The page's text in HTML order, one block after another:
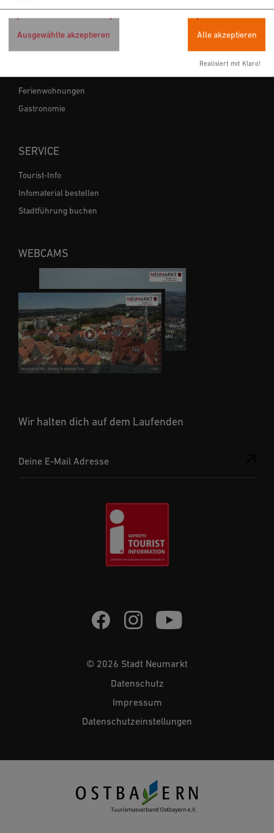
Wir halten dich auf dem Laufenden
Deine E-Mail Adresse
ÜBERNACHTEN & EINKEHREN
Ferienwohnungen
Gastronomie
SERVICE
Tourist-Info
Infomaterial bestellen
Stadtführung buchen
WEBCAMS
© 2026 Stadt Neumarkt
Datenschutz
Impressum
Datenschutzeinstellungen
Ausgewählte akzeptieren Alle akzeptieren
Realisiert mit Klaro!